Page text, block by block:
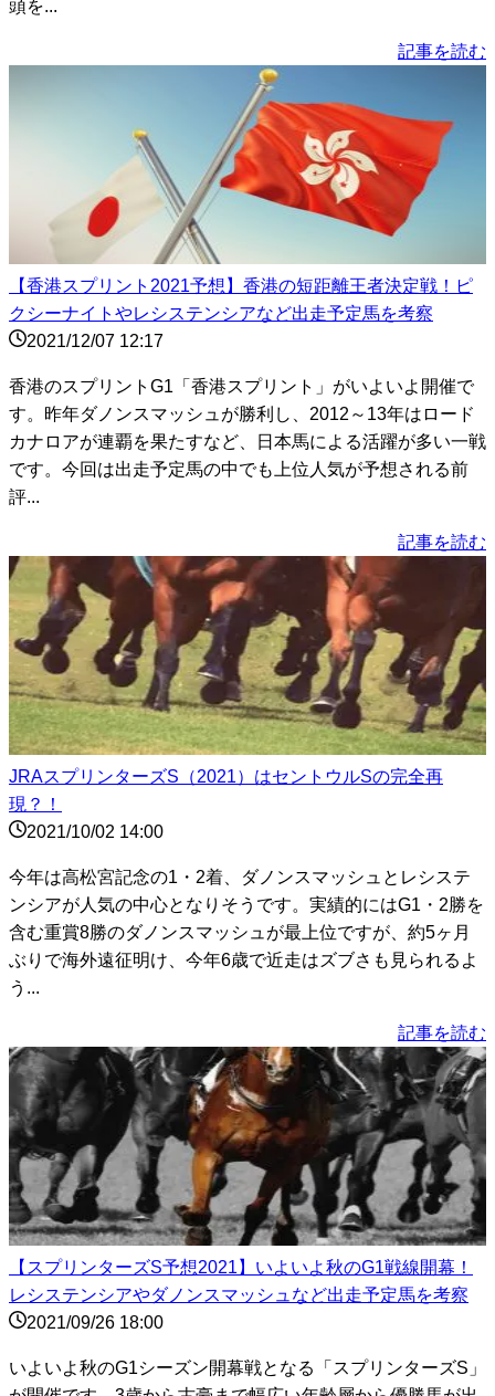
頭を...
記事を読む
【香港スプリント2021予想】香港の短距離王者決定戦！ピ
クシーナイトやレシステンシアなど出走予定馬を考察
2021/12/07 12:17
香港のスプリントG1「香港スプリント」がいよいよ開催で
す。昨年ダノンスマッシュが勝利し、2012～13年はロード
カナロアが連覇を果たすなど、日本馬による活躍が多い一戦
です。今回は出走予定馬の中でも上位人気が予想される前
評...
記事を読む
JRAスプリンターズS（2021）はセントウルSの完全再
現？！
2021/10/02 14:00
今年は高松宮記念の1・2着、ダノンスマッシュとレシステ
ンシアが人気の中心となりそうです。実績的にはG1・2勝を
含む重賞8勝のダノンスマッシュが最上位ですが、約5ヶ月
ぶりで海外遠征明け、今年6歳で近走はズブさも見られるよ
う...
記事を読む
【スプリンターズS予想2021】いよいよ秋のG1戦線開幕！
レシステンシアやダノンスマッシュなど出走予定馬を考察
2021/09/26 18:00
いよいよ秋のG1シーズン開幕戦となる「スプリンターズS」